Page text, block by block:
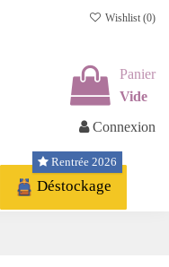
Wishlist (0)
Panier
Vide
Connexion
Déstockage
Rentrée 2026